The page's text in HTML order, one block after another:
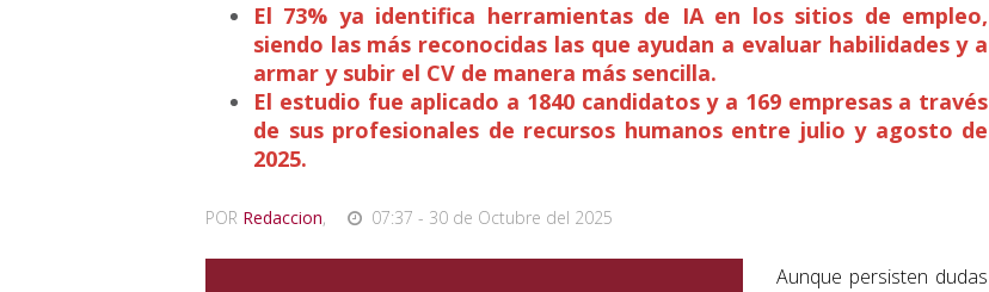
El 73% ya identifica herramientas de IA en los sitios de empleo,
siendo las más reconocidas las que ayudan a evaluar habilidades y a
armar y subir el CV de manera más sencilla.
El estudio fue aplicado a 1840 candidatos y a 169 empresas a través
de sus profesionales de recursos humanos entre julio y agosto de
2025.
POR Redaccion, 07:37 - 30 de Octubre del 2025
Aunque persisten dudas